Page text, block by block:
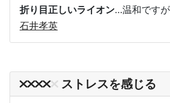
折り目正しいライオン…温和ですが
石井孝英
ストレスを感じる